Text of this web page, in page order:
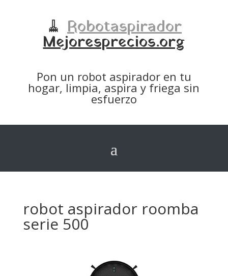
🧹 Robotaspirador
Mejoresprecios.org
Pon un robot aspirador en tu
hogar, limpia, aspira y friega sin
esfuerzo
robot aspirador roomba
serie 500